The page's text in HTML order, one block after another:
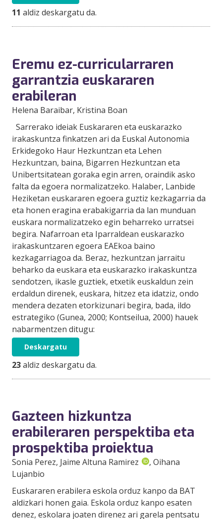
11 aldiz deskargatu da.
Eremu ez-curricularraren
garrantzia euskararen
erabileran
Helena Baraibar, Kristina Boan
Sarrerako ideiak Euskararen eta euskarazko
irakaskuntza finkatzen ari da Euskal Autonomia
Erkidegoko Haur Hezkuntzan eta Lehen
Hezkuntzan, baina, Bigarren Hezkuntzan eta
Unibertsitatean goraka egin arren, oraindik asko
falta da egoera normalizatzeko. Halaber, Lanbide
Heziketan euskararen egoera guztiz kezkagarria da
eta honen eragina erabakigarria da lan munduan
euskara normalizatzeko egin beharreko urratsei
begira. Nafarroan eta Iparraldean euskarazko
irakaskuntzaren egoera EAEkoa baino
kezkagarriagoa da. Beraz, hezkuntzan jarraitu
beharko da euskara eta euskarazko irakaskuntza
sendotzen, ikasle guztiek, etxetik euskaldun zein
erdaldun direnek, euskara, hitzez eta idatziz, ondo
mendera dezaten etorkizunari begira, bada, ildo
estrategiko (Gunea, 2000; Kontseilua, 2000) hauek
nabarmentzen ditugu:
Deskargatu
23aldiz deskargatu da.
Gazteen hizkuntza
erabileraren perspektiba eta
prospektiba proiektua
Sonia Perez, Jaime Altuna Ramirez
, Oihana
Lujanbio
Euskararen erabilera eskola orduz kanpo da BAT
aldizkari honen gaia. Eskola orduz kanpo esaten
denez, eskolara joaten direnez ari garela pentsatu